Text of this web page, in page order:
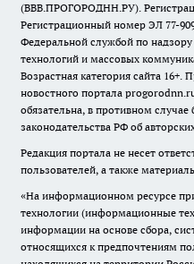
(ВВВ.ПРОГОРОДНН.РУ).
Регистрационный номер ЭЛ 77-
Федеральной службой по
технологий и массовых
Возрастная категория сайта
новостного портала
обязательна, в противном
законодательства РФ об
Редакция портала не несет
пользователей, а также
«На информационном ресурсе
технологии (информационные
информации на основе сбора,
относящихся к предпочтениям